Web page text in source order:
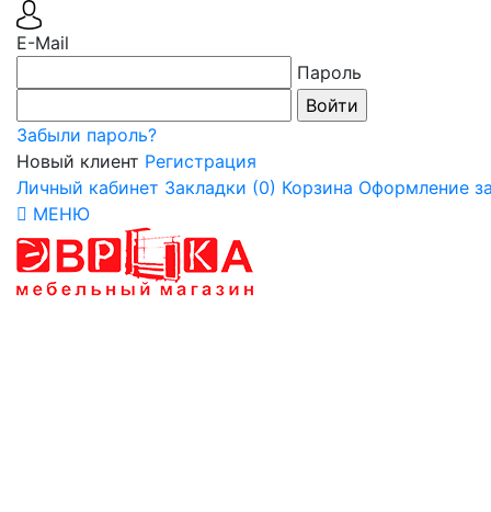
E-Mail
Пароль
Забыли пароль?
Новый клиент Регистрация
Личный кабинет Закладки (0) Корзина Оформление
МЕНЮ